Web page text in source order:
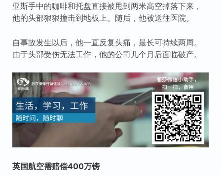
亚斯手中的咖啡和托盘直接被甩到两米高空掉落下来，
他的头部狠狠撞击到地板上。随后，他被送往医院。
自事故发生以后，他一直反复头痛，最长可持续两周。
由于头部受伤无法工作，他的公司几个月后面临破产。
英国航空需赔偿400万镑